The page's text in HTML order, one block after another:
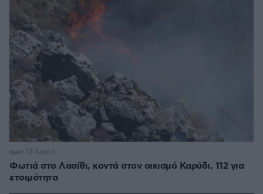
Φωτιά στο Λασίθι, κοντά στον οικισμό Καρύδι, 112 για
ετοιμότητα
πριν 13 λεπτά